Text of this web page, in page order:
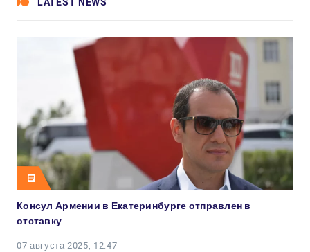
Консул Армении в Екатеринбурге отправлен в
отставку
07 августа 2025, 12:47